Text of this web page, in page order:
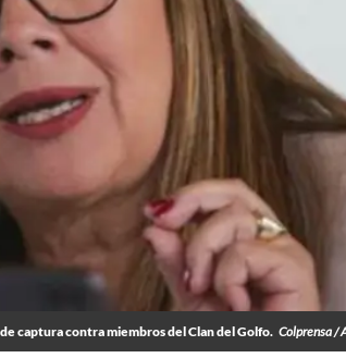
captura contra miembros del Clan del Golfo. Colprensa /